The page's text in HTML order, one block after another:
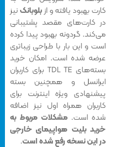
کارت بهبود یافته و ازبلوبانکنیز
در کارت‌های مقصد پشتیبانی
می‌کند. گردونه بهبود پیدا کرده
است و این بار با طراحی زیباتری
عرضه شده است. امکان خرید
بسته‌های TDL TE برای کاربران
ایرانسل و همچنین بسته
پیشنهادی ویژه اینترنت برای
کاربران همراه اول نیز اضافه
شده است.مشکلات مربوط به
خرید بلیت هواپیمای خارجی
در این نسخه رفع شده است.